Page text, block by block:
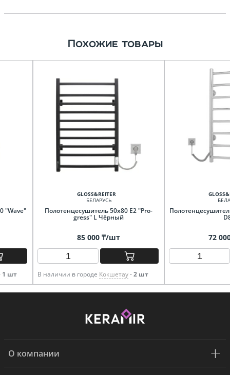
Похожие товары
"Wave"
1 шт
GLOSS&REITER
БЕЛАРУСЬ
Полотенцесушитель 50х80 E2 "Pro-
gress" L Чёрный
85 000 ₸/шт
В наличии в городе Кокшетау-2 шт
72
О компании